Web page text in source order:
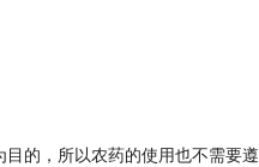
的，所以农药的使用也不需要遵